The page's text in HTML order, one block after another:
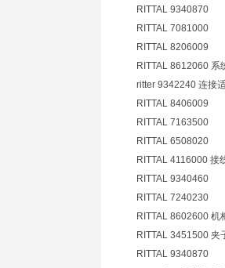
RITTAL 9340870
RITTAL 7081000
RITTAL 8206009
RITTAL 8612060 系
ritter 9342240 连接
RITTAL 8406009
RITTAL 7163500
RITTAL 6508020
RITTAL 4116000 接
RITTAL 9340460
RITTAL 7240230
RITTAL 8602600 机
RITTAL 3451500 夹
RITTAL 9340870